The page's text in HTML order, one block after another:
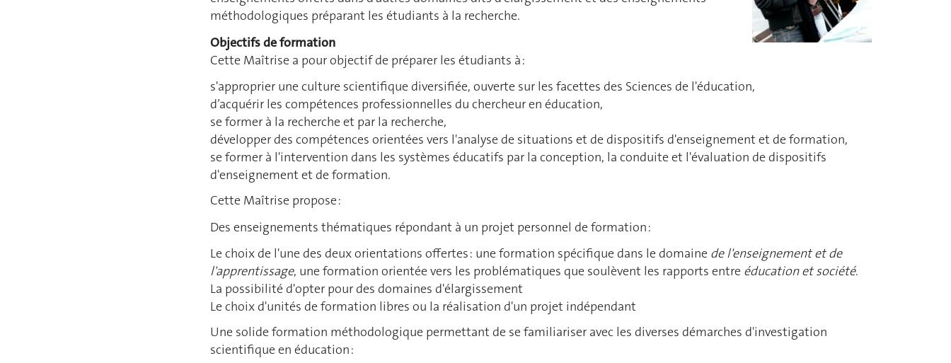
méthodologiques préparant les étudiants à la recherche.
Objectifs de formation
Cette Maîtrise a pour objectif de préparer les étudiants à :
s'approprier une culture scientifique diversifiée, ouverte sur les facettes des Sciences de l'éducation,
d’acquérir les compétences professionnelles du chercheur en éducation,
se former à la recherche et par la recherche,
développer des compétences orientées vers l'analyse de situations et de dispositifs d'enseignement et de formation,
se former à l'intervention dans les systèmes éducatifs par la conception, la conduite et l'évaluation de dispositifs
d'enseignement et de formation.
Cette Maîtrise propose :
Des enseignements thématiques répondant à un projet personnel de formation :
Le choix de l'une des deux orientations offertes : une formation spécifique dans le domaine de l'enseignement et de
l'apprentissage, une formation orientée vers les problématiques que soulèvent les rapports entre éducation et société.
La possibilité d'opter pour des domaines d'élargissement
Le choix d'unités de formation libres ou la réalisation d'un projet indépendant
Une solide formation méthodologique permettant de se familiariser avec les diverses démarches d'investigation
scientifique en éducation :